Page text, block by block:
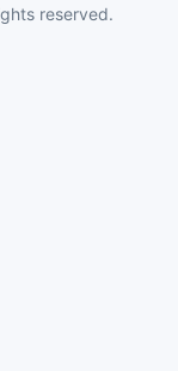
reserved.